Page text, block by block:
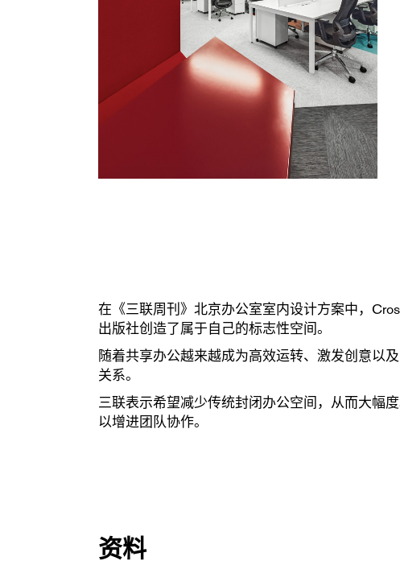
在《三联周刊》北京办公室室内设计方案中，
出版社创造了属于自己的标志性空间。
随着共享办公越来越成为高效运转、激发创意以
关系。
三联表示希望减少传统封闭办公空间，从而大幅
以增进团队协作。
资料